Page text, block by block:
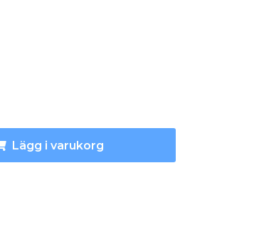
Lägg i varukorg